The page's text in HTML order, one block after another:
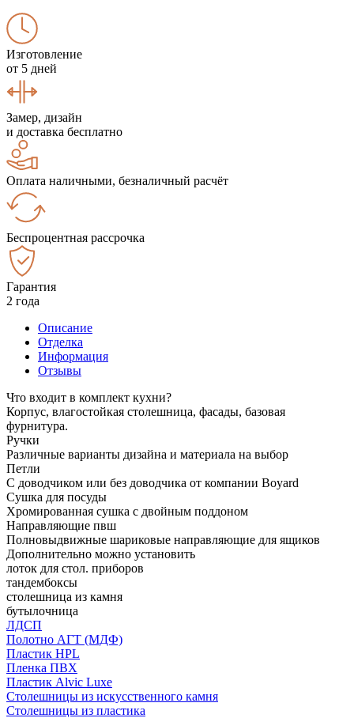
Изготовление
от 5 дней
Замер, дизайн
и доставка бесплатно
Оплата наличными, безналичный расчёт
Беспроцентная рассрочка
Гарантия
2 года
Описание
Отделка
Информация
Отзывы
Что входит в комплект кухни?
Корпус, влагостойкая столешница, фасады, базовая
фурнитура.
Ручки
Различные варианты дизайна и материала на выбор
Петли
С доводчиком или без доводчика от компании Boyard
Сушка для посуды
Хромированная сушка с двойным поддоном
Направляющие пвш
Полновыдвижные шариковые направляющие для ящиков
Дополнительно можно установить
лоток для стол. приборов
тандембоксы
столешница из камня
бутылочница
ЛДСП
Полотно АГТ (МДФ)
Пластик HPL
Пленка ПВХ
Пластик Alvic Luxe
Столешницы из искусственного камня
Столешницы из пластика